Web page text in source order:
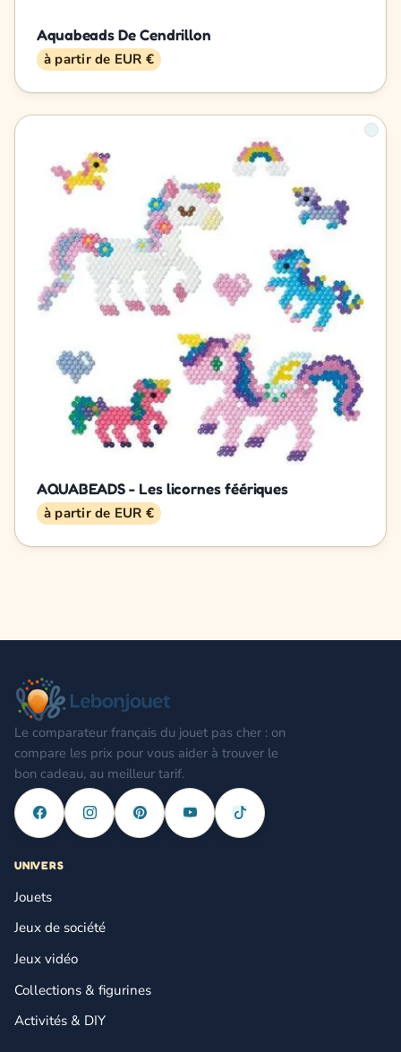
Aquabeads De Cendrillon
à partir de EUR €
AQUABEADS - Les licornes féériques
à partir de EUR €
Le comparateur français du jouet pas cher : on
compare les prix pour vous aider à trouver le
bon cadeau, au meilleur tarif.
UNIVERS
Jouets
Jeux de société
Jeux vidéo
Collections & figurines
Activités & DIY